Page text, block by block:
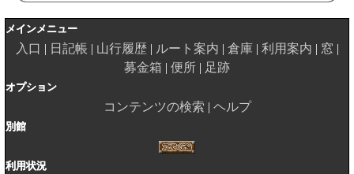
メインメニュー
入口 日記帳 山行履歴 ルート案内 倉庫 利用案内
窓
募金箱
便所 足跡
オプション
コンテンツの検索 ヘルプ
別館
利用状況